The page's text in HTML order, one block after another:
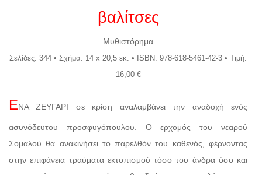
βαλίτσες
Μυθιστόρημα
Σελίδες: 344 • Σχήμα: 14 x 20,5 εκ. • ISBN: 978-618-5461-42-3 • Τιμή:
16,00 €
ΕΝΑ ΖΕΥΓΑΡΙ σε κρίση αναλαμβάνει την αναδοχή ενός
ασυνόδευτου προσφυγόπουλου. Ο ερχομός του νεαρού
Σομαλού θα ανακινήσει το παρελθόν του καθενός, φέρνοντας
στην επιφάνεια τραύματα εκτοπισμού τόσο του άνδρα όσο και